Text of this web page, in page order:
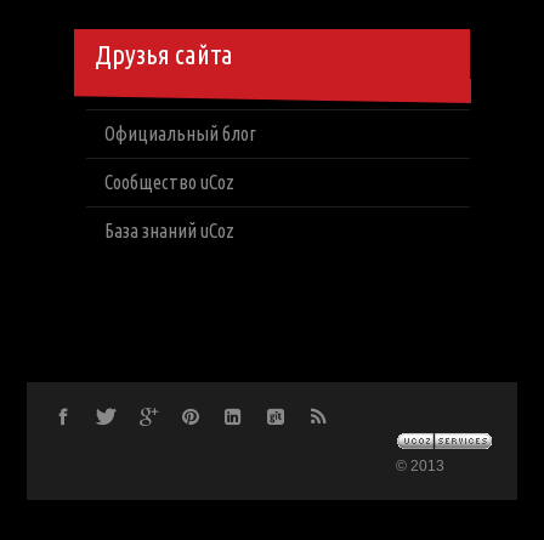
Друзья сайта
Официальный блог
Сообщество uCoz
База знаний uCoz
© 2013